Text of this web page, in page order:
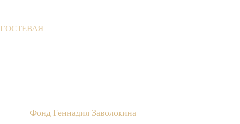
ГОСТЕВАЯ
Фонд Геннадия Заволокина